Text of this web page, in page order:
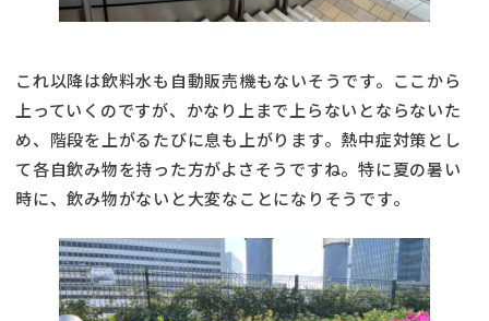
これ以降は飲料水も自動販売機もないそうです。ここから
上っていくのですが、かなり上まで上らないとならないた
め、階段を上がるたびに息も上がります。熱中症対策とし
て各自飲み物を持った方がよさそうですね。特に夏の暑い
時に、飲み物がないと大変なことになりそうです。